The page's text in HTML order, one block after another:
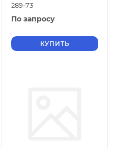
289-73
По запросу
КУПИТЬ